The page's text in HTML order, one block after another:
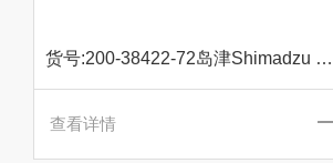
货号:200-38422-72岛津Shimadzu 原装 Sm钐空心阴极灯
查看详情